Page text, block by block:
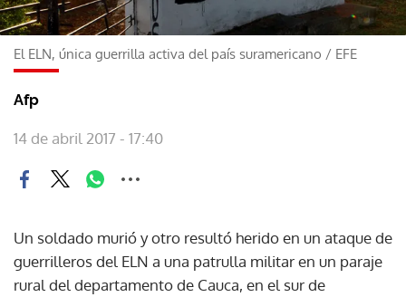
El ELN, única guerrilla activa del país suramericano / EFE
Afp
14 de abril 2017 - 17:40
Un soldado murió y otro resultó herido en un ataque de
guerrilleros del ELN a una patrulla militar en un paraje
rural del departamento de Cauca, en el sur de